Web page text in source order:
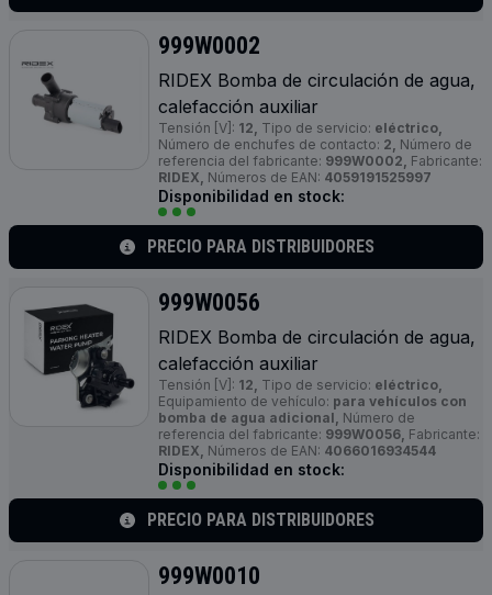
999W0002
RIDEX Bomba de circulación de agua,
calefacción auxiliar
Tensión [V]: 12, Tipo de servicio: eléctrico,
Número de enchufes de contacto: 2, Número de
referencia del fabricante: 999W0002, Fabricante:
RIDEX, Números de EAN: 4059191525997
Disponibilidad en stock:
PRECIO PARA DISTRIBUIDORES
999W0056
RIDEX Bomba de circulación de agua,
calefacción auxiliar
Tensión [V]: 12, Tipo de servicio: eléctrico,
Equipamiento de vehículo: para vehículos con
bomba de agua adicional, Número de
referencia del fabricante: 999W0056, Fabricante:
RIDEX, Números de EAN: 4066016934544
Disponibilidad en stock:
PRECIO PARA DISTRIBUIDORES
999W0010